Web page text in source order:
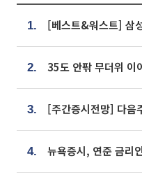
1.
2.
3.
4.